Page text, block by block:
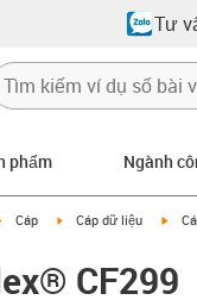
Tư
phẩm Ngành
igus-icon-arrow-right
Cáp igus-icon-arrow-right
Cáp dữ liệu
CF299